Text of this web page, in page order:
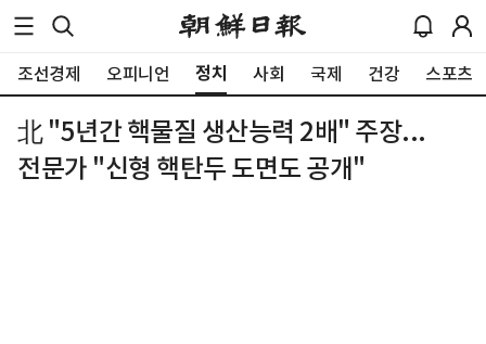
조선경제 오피니언 정치 사회 국제 건강 스포츠
北 "5년간 핵물질 생산능력 2배" 주장...
전문가 "신형 핵탄두 도면도 공개"